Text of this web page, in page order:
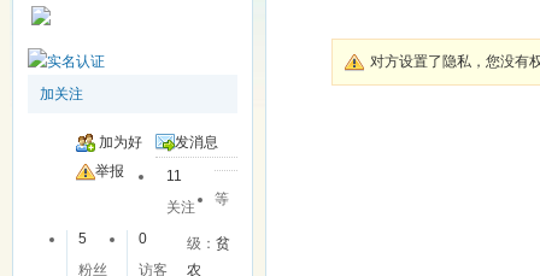
加关注
加为好
友
发消息
举报
11
关注
5
粉丝
0
访客
等
级：贫
农
对方设置了隐私，您没有